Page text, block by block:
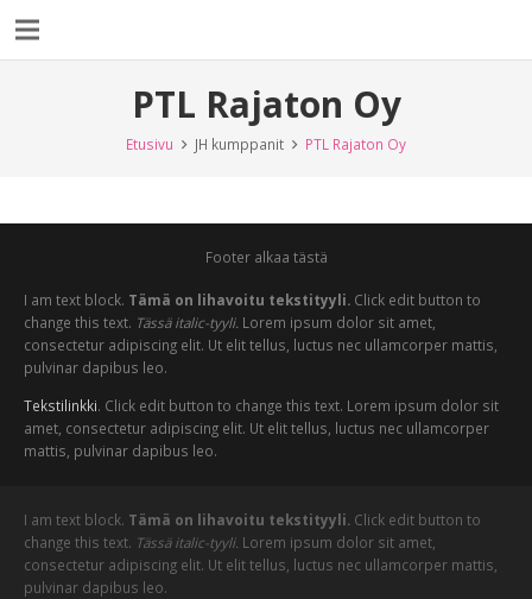
PTL Rajaton Oy
Etusivu JH kumppanit PTL Rajaton Oy
Footer alkaa tästä
I am text block. Tämä on lihavoitu tekstityyli.Click edit button to
change this text. Tässä italic-tyyli. Lorem ipsum dolor sit amet,
consectetur adipiscing elit. Ut elit tellus, luctus nec ullamcorper mattis,
pulvinar dapibus leo.
Tekstilinkki. Click edit button to change this text. Lorem ipsum dolor sit
amet, consectetur adipiscing elit. Ut elit tellus, luctus nec ullamcorper
mattis, pulvinar dapibus leo.
I am text block. Tämä on lihavoitu tekstityyli. Click edit button to
change this text. Tässä italic-tyyli. Lorem ipsum dolor sit amet,
consectetur adipiscing elit. Ut elit tellus, luctus nec ullamcorper mattis,
pulvinar dapibus leo.